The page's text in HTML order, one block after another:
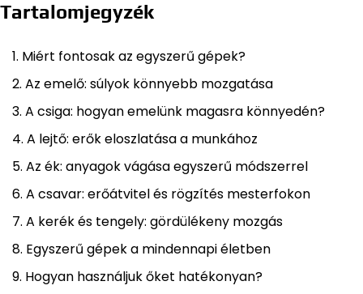
Tartalomjegyzék
Miért fontosak az egyszerű gépek?
Az emelő: súlyok könnyebb mozgatása
A csiga: hogyan emelünk magasra könnyedén?
A lejtő: erők eloszlatása a munkához
Az ék: anyagok vágása egyszerű módszerrel
A csavar: erőátvitel és rögzítés mesterfokon
A kerék és tengely: gördülékeny mozgás
Egyszerű gépek a mindennapi életben
Hogyan használjuk őket hatékonyan?